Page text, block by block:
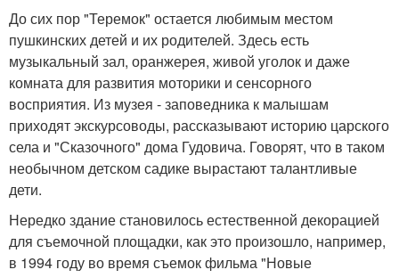
До сих пор "Теремок" остается любимым местом
пушкинских детей и их родителей. Здесь есть
музыкальный зал, оранжерея, живой уголок и даже
комната для развития моторики и сенсорного
восприятия. Из музея - заповедника к малышам
приходят экскурсоводы, рассказывают историю царского
села и "Сказочного" дома Гудовича. Говорят, что в таком
необычном детском садике вырастают талантливые
дети.
Нередко здание становилось естественной декорацией
для съемочной площадки, как это произошло, например,
в 1994 году во время съемок фильма "Новые